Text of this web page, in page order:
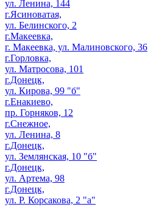
ул. Ленина, 144
г.Ясиноватая,
ул. Белинского, 2
г.Макеевка,
г. Макеевка, ул. Малиновского, 36
г.Горловка,
ул. Матросова, 101
г.Донецк,
ул. Кирова, 99 "б"
г.Енакиево,
пр. Горняков, 12
г.Снежное,
ул. Ленина, 8
г.Донецк,
ул. Землянская, 10 "б"
г.Донецк,
ул. Артема, 98
г.Донецк,
ул. Р. Корсакова, 2 "а"